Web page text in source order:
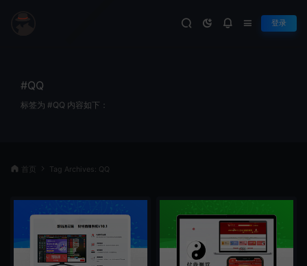
登录
#QQ
标签为 #QQ 内容如下：
首页 Tag Archives: QQ